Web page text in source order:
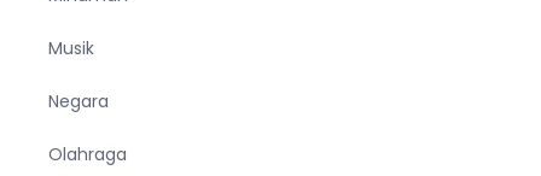
Musik
Negara
Olahraga